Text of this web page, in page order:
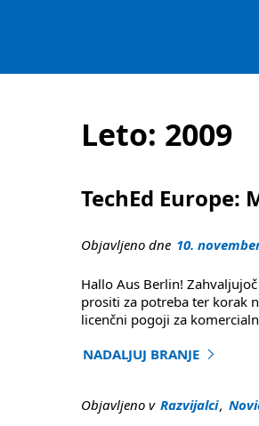
Leto: 2009
TechEd Europe:
Objavljeno dne 10.
Hallo Aus Berlin!
prositi za potreba ter korak
licenčni pogoji za
NADALJUJ BRANJE
"TechEd Europe:
Objavljeno v Razvijalci,